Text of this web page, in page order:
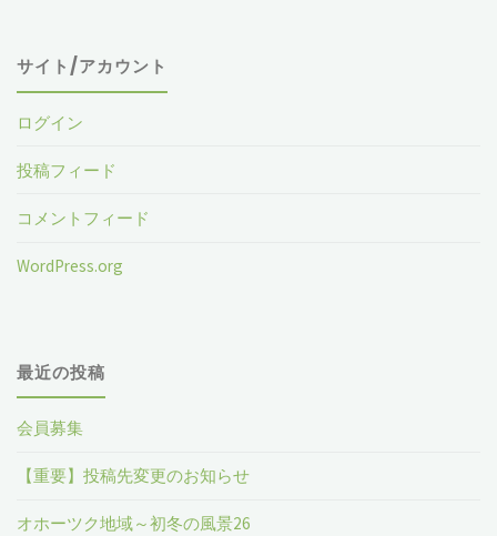
サイト/アカウント
ログイン
投稿フィード
コメントフィード
WordPress.org
最近の投稿
会員募集
【重要】投稿先変更のお知らせ
オホーツク地域～初冬の風景26